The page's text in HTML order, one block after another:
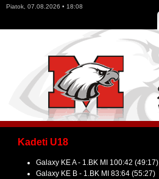
Piatok, 07.08.2026 • 18:08
Kadeti U18
Galaxy KE A - 1.BK MI 100:42 (49:17)
Galaxy KE B - 1.BK MI 83:64 (55:27)